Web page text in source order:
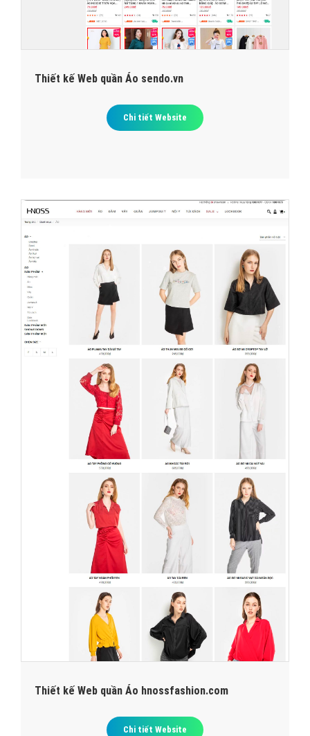
Thiết kế Web quần Áo sendo.vn
Chi tiết Website
Thiết kế Web quần Áo hnossfashion.com
Chi tiết Website